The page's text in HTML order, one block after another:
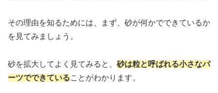
その理由を知るためには、まず、砂が何かでできているか
を見てみましょう。
砂を拡大してよく見てみると、 砂は粒と呼ばれる小さなパ
ーツでできていることがわかります。